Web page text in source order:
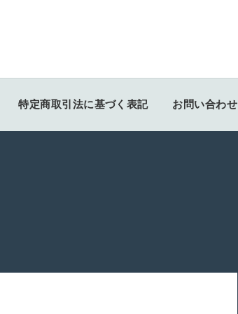
特定商取引法に基づく表記 お問い合わせ